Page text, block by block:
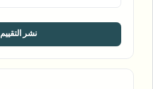
نشر التقييم